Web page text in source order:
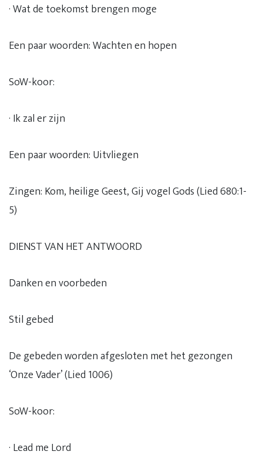
· Wat de toekomst brengen moge
Een paar woorden: Wachten en hopen
SoW-koor:
· Ik zal er zijn
Een paar woorden: Uitvliegen
Zingen: Kom, heilige Geest, Gij vogel Gods (Lied 680:1-
5)
DIENST VAN HET ANTWOORD
Danken en voorbeden
Stil gebed
De gebeden worden afgesloten met het gezongen
‘Onze Vader’ (Lied 1006)
SoW-koor:
· Lead me Lord